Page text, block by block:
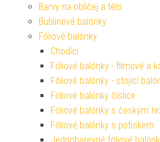
Barvy na obličej a tělo
Bublinové balónky
Fóliové balónky
Chodící
Fóliové balónky - filmové a
Fóliové balónky - stojící
Fóliové balónky číslice
Fóliové balónky s českým
Fóliové balónky s potiskem